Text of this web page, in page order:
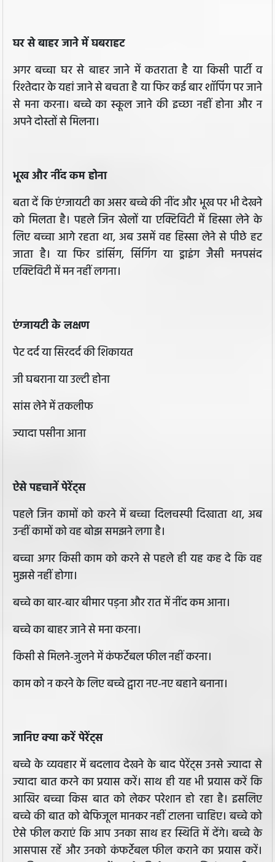
घर से बाहर जाने में घबराहट
अगर बच्चा घर से बाहर जाने में कतराता है या किसी पार्टी व
रिश्तेदार के यहां जाने से बचता है या फिर कई बार शॉपिंग पर जाने
से मना करना। बच्चे का स्कूल जाने की इच्छा नहीं होना और न
अपने दोस्तों से मिलना।
भूख और नींद कम होना
बता दें कि एंग्जायटी का असर बच्चे की नींद और भूख पर भी देखने
को मिलता है। पहले जिन खेलों या एक्टिविटी में हिस्सा लेने के
लिए बच्चा आगे रहता था, अब उसमें वह हिस्सा लेने से पीछे हट
जाता है। या फिर डांसिंग, सिंगिंग या ड्राइंग जैसी मनपसंद
एक्टिविटी में मन नहीं लगना।
एंग्जायटी के लक्षण
पेट दर्द या सिरदर्द की शिकायत
जी घबराना या उल्टी होना
सांस लेने में तकलीफ
ज्यादा पसीना आना
ऐसे पहचानें पेरेंट्स
पहले जिन कामों को करने में बच्चा दिलचस्पी दिखाता था, अब
उन्हीं कामों को वह बोझ समझने लगा है।
बच्चा अगर किसी काम को करने से पहले ही यह कह दे कि वह
मुझसे नहीं होगा।
बच्चे का बार-बार बीमार पड़ना और रात में नींद कम आना।
बच्चे का बाहर जाने से मना करना।
किसी से मिलने-जुलने में कंफर्टेबल फील नहीं करना।
काम को न करने के लिए बच्चे द्वारा नए-नए बहाने बनाना।
जानिए क्या करें पेरेंट्स
बच्चे के व्यवहार में बदलाव देखने के बाद पेरेंट्स उनसे ज्यादा से
ज्यादा बात करने का प्रयास करें। साथ ही यह भी प्रयास करें कि
आखिर बच्चा किस बात को लेकर परेशान हो रहा है। इसलिए
बच्चे की बात को बेफिजूल मानकर नहीं टालना चाहिए। बच्चे को
ऐसे फील कराएं कि आप उनका साथ हर स्थिति में देंगे। बच्चे के
आसपास रहें और उनको कंफर्टेबल फील कराने का प्रयास करें।